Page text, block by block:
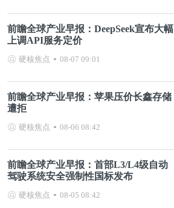
前瞻全球产业早报：DeepSeek宣布大幅
上调API服务定价
硬核焦点 08-07 09:01
前瞻全球产业早报：苹果压价长鑫存储
遭拒
硬核焦点 08-06 08:42
前瞻全球产业早报：首部L3/L4级自动
驾驶系统安全强制性国标发布
硬核焦点 08-05 08:42